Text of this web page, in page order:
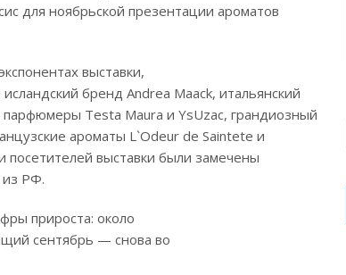
для ноябрьской презентации ароматов
выставки,
бренд Andrea Maack, итальянский
Testa Maura и YsUzac, грандиозный
ароматы L`Odeur de Saintete и
выставки были замечены
из РФ.
прироста: около
сентябрь — снова во